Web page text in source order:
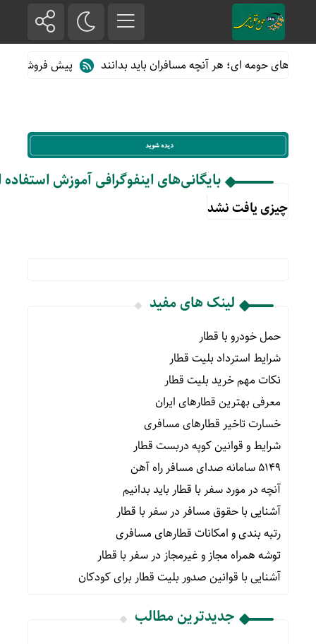
حومه ای؛ هر آنچه مسافران باید بدانند پیش فروش بلیت
بایگانی‌های اینفوگرافی آموزش استفاده
چیزی یافت نشد
لینک های مفید
حمل خودرو با قطار
شرایط استرداد بلیت قطار
نکات مهم خرید بلیت قطار
معرفی بهترین قطارهای ایران
خسارت تاخیر قطارهای مسافری
شرایط و قوانین کوپه دربست قطار
۵۱۴۹ سامانه صدای مسافر راه آهن
آنچه در مورد سفر با قطار باید بدانیم
آشنایی با حقوق مسافر در سفر با قطار
رتبه بندی و امکانات قطارهای مسافری
توشه همراه مجاز و غیرمجاز در سفر با قطار
آشنایی با قوانین صدور بلیت قطار برای کودکان
جدیدترین مطالب